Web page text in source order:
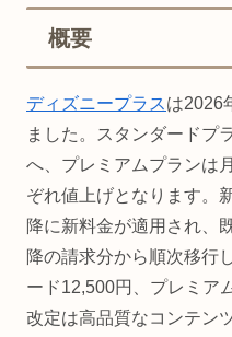
概要
ディズニープラスは2026
ました。スタンダードプ
へ、プレミアムプランは
ぞれ値上げとなります。
降に新料金が適用され、
降の請求分から順次移行
ード12,500円、プレミア
改定は高品質なコンテン